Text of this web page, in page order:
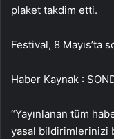
plaket takdim etti.
Festival, 8 Mayıs’ta
Haber Kaynak :
“Yayınlanan tüm
yasal bildirimlerinizi